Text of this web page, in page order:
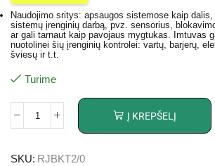
Naudojimo sritys: apsaugos sistemose kaip
sistemų įrenginių darbą, pvz. sensorius,
ar gali tarnaut kaip pavojaus mygtukas. Imtuvas
nuotolinei šių įrenginių kontrolei: vartų, barjerų,
šviesų ir t.t.
Turime
Į KREPŠELĮ
SKU: RJBKT2/0